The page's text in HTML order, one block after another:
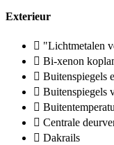
Exterieur
"Lichtmetalen
Bi-xenon
Buitenspiegels
Buitenspiegels
Centrale
Dakrails